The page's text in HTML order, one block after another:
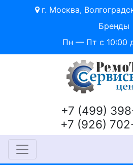
г. Москва,
Бренды
Пн — Пт с 10:00
+7 (499)
+7 (926)